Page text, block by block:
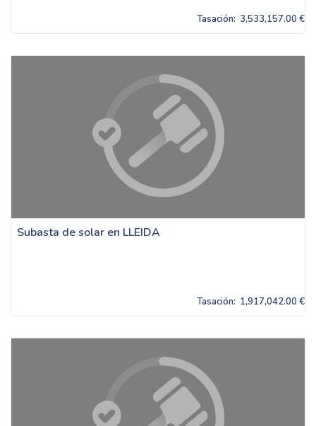
Tasación: 3,533,157.00 €
Subasta de solar en LLEIDA
Tasación: 1,917,042.00 €